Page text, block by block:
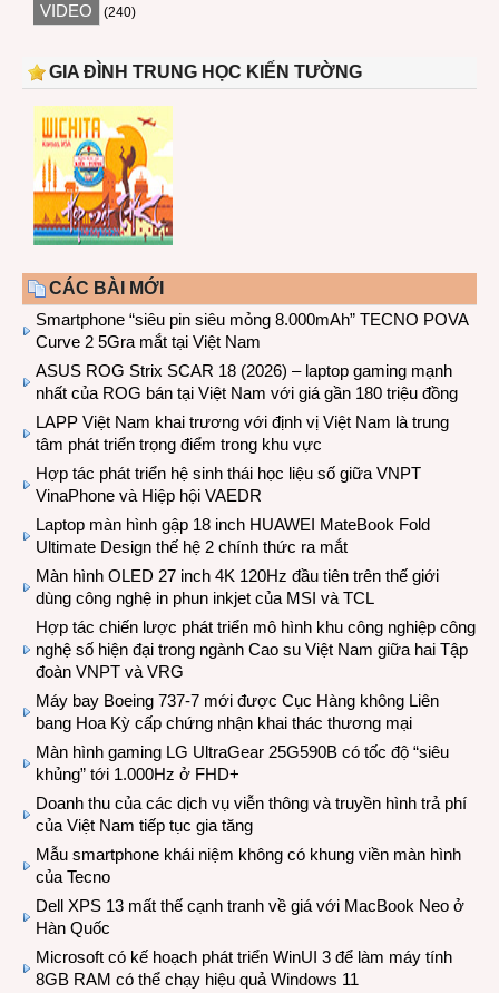
VIDEO (240)
GIA ĐÌNH TRUNG HỌC KIẾN TƯỜNG
CÁC BÀI MỚI
Smartphone “siêu pin siêu mỏng 8.000mAh” TECNO POVA
Curve 2 5Gra mắt tại Việt Nam
ASUS ROG Strix SCAR 18 (2026) – laptop gaming mạnh
nhất của ROG bán tại Việt Nam với giá gần 180 triệu đồng
LAPP Việt Nam khai trương với định vị Việt Nam là trung
tâm phát triển trọng điểm trong khu vực
Hợp tác phát triển hệ sinh thái học liệu số giữa VNPT
VinaPhone và Hiệp hội VAEDR
Laptop màn hình gập 18 inch HUAWEI MateBook Fold
Ultimate Design thế hệ 2 chính thức ra mắt
Màn hình OLED 27 inch 4K 120Hz đầu tiên trên thế giới
dùng công nghệ in phun inkjet của MSI và TCL
Hợp tác chiến lược phát triển mô hình khu công nghiệp công
nghệ số hiện đại trong ngành Cao su Việt Nam giữa hai Tập
đoàn VNPT và VRG
Máy bay Boeing 737-7 mới được Cục Hàng không Liên
bang Hoa Kỳ cấp chứng nhận khai thác thương mại
Màn hình gaming LG UltraGear 25G590B có tốc độ “siêu
khủng” tới 1.000Hz ở FHD+
Doanh thu của các dịch vụ viễn thông và truyền hình trả phí
của Việt Nam tiếp tục gia tăng
Mẫu smartphone khái niệm không có khung viền màn hình
của Tecno
Dell XPS 13 mất thế cạnh tranh về giá với MacBook Neo ở
Hàn Quốc
Microsoft có kế hoạch phát triển WinUI 3 để làm máy tính
8GB RAM có thể chạy hiệu quả Windows 11